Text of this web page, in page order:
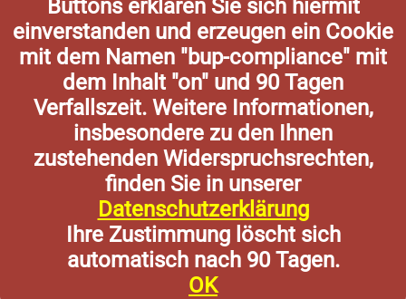
Buttons erklären Sie sich hiermit
einverstanden und erzeugen ein Cookie
mit dem Namen "bup-compliance" mit
dem Inhalt "on" und 90 Tagen
Verfallszeit. Weitere Informationen,
insbesondere zu den Ihnen
zustehenden Widerspruchsrechten,
finden Sie in unserer
Datenschutzerklärung
Ihre Zustimmung löscht sich
automatisch nach 90 Tagen.
OK